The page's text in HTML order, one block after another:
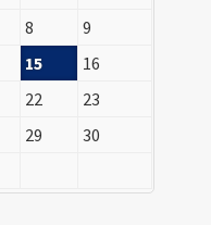
8
9
15
16
22
23
29
30